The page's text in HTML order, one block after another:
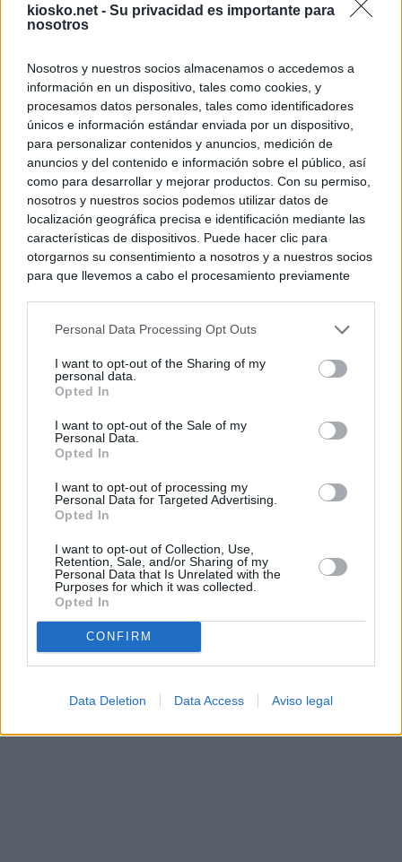
kiosko.net - Su privacidad es importante para
nosotros
Nosotros y nuestros socios almacenamos o accedemos a
información en un dispositivo, tales como cookies, y
procesamos datos personales, tales como identificadores
únicos e información estándar enviada por un dispositivo,
para personalizar contenidos y anuncios, medición de
anuncios y del contenido e información sobre el público, así
como para desarrollar y mejorar productos. Con su permiso,
nosotros y nuestros socios podemos utilizar datos de
localización geográfica precisa e identificación mediante las
características de dispositivos. Puede hacer clic para
otorgarnos su consentimiento a nosotros y a nuestros socios
para que llevemos a cabo el procesamiento previamente
negar su consentimiento. Tenga en cuenta que algún
de su consentimiento, pero usted tiene el derecho de
rechazar tal procesamiento. Sus preferencias se aplicarán
cualquier momento entrando de nuevo en este sitio web o
visitando nuestra política de privacidad.
Personal Data Processing Opt Outs
I want to opt-out of the Sharing of my
personal data.
Opted In
I want to opt-out of the Sale of my
Personal Data.
Opted In
I want to opt-out of processing my
Personal Data for Targeted Advertising.
Opted In
I want to opt-out of Collection, Use,
Retention, Sale, and/or Sharing of my
Personal Data that Is Unrelated with the
Purposes for which it was collected.
Opted In
CONFIRM
Data Deletion Data Access Aviso legal